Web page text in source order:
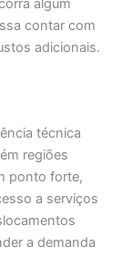
algum
contar com
adicionais.
técnica
regiões
ponto forte,
a serviços
a demanda